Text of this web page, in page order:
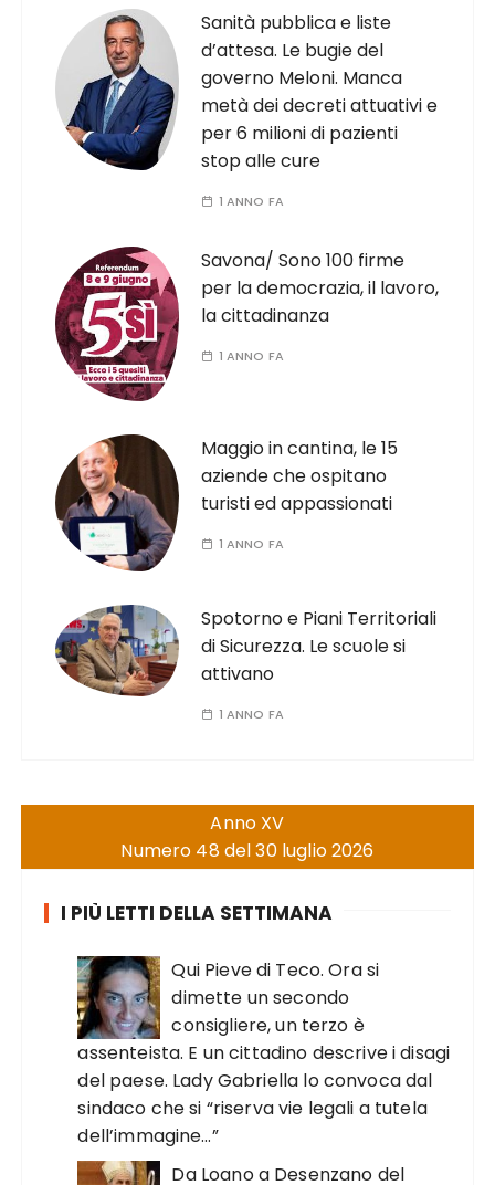
Sanità pubblica e liste
d’attesa. Le bugie del
governo Meloni. Manca
metà dei decreti attuativi e
per 6 milioni di pazienti
stop alle cure
1 ANNO FA
Savona/ Sono 100 firme
per la democrazia, il lavoro,
la cittadinanza
1 ANNO FA
Maggio in cantina, le 15
aziende che ospitano
turisti ed appassionati
1 ANNO FA
Spotorno e Piani Territoriali
di Sicurezza. Le scuole si
attivano
1 ANNO FA
Anno XV
Numero 48 del 30 luglio 2026
I PIÙ LETTI DELLA SETTIMANA
Qui Pieve di Teco. Ora si
dimette un secondo
consigliere, un terzo è
assenteista. E un cittadino descrive i disagi
del paese. Lady Gabriella lo convoca dal
sindaco che si “riserva vie legali a tutela
dell’immagine…”
Da Loano a Desenzano del